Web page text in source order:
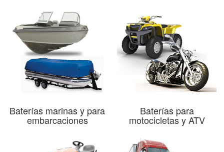
Baterías marinas y para
embarcaciones
Baterías para
motocicletas y ATV